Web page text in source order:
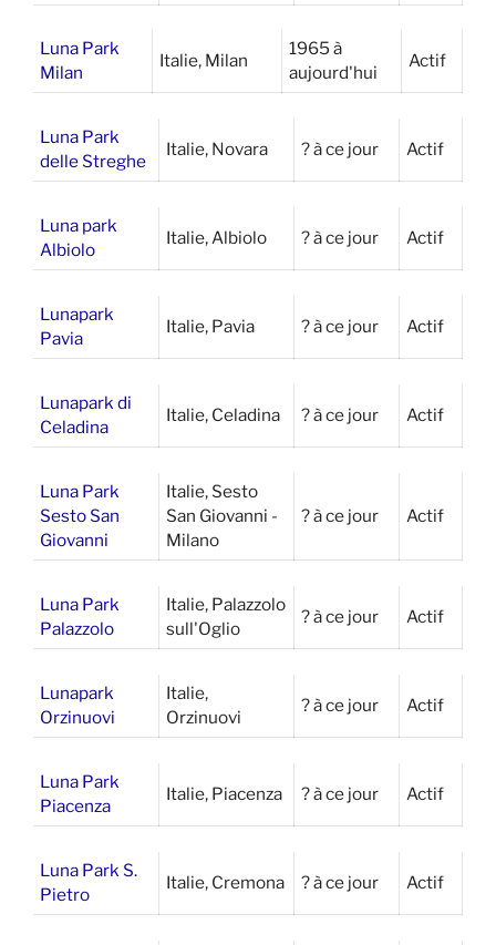
Luna Park
Milan
Italie, Milan
1965 à
aujourd'hui
Actif
Luna Park
delle Streghe
Italie, Novara ? à ce jour Actif
Luna park
Albiolo
Italie, Albiolo ? à ce jour Actif
Lunapark
Pavia
Italie, Pavia ? à ce jour Actif
Lunapark di
Celadina
Italie, Celadina ? à ce jour Actif
Luna Park
Sesto San
Giovanni
Italie, Sesto
San Giovanni -
Milano
? à ce jour Actif
Luna Park
Palazzolo
Italie, Palazzolo
sull'Oglio
? à ce jour Actif
Lunapark
Orzinuovi
Italie,
Orzinuovi
? à ce jour Actif
Luna Park
Piacenza
Italie, Piacenza ? à ce jour Actif
Luna Park S.
Pietro
Italie, Cremona ? à ce jour Actif